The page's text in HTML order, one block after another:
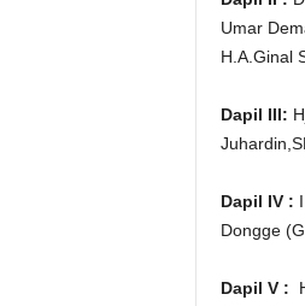
Umar
H.A.Ginal
Dapil III:
Dapil IV :
Dongge
Dapil V :